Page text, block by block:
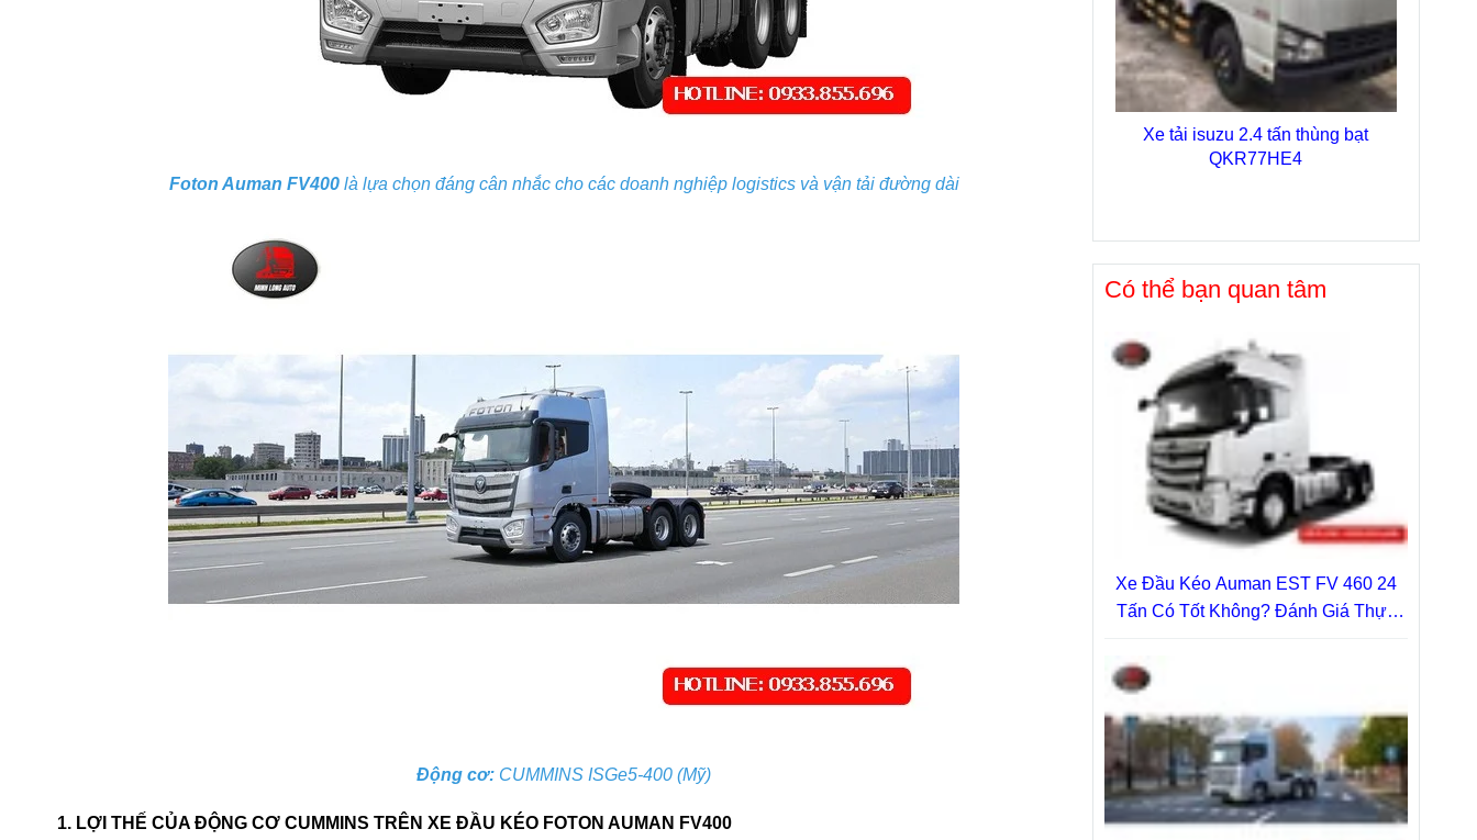
Foton Auman FV400là lựa chọn đáng cân nhắc cho các doanh nghiệp logistics và vận tải đường dài
Động cơ: CUMMINS ISGe5-400 (Mỹ)
1. LỢI THẾ CỦA ĐỘNG CƠ CUMMINS TRÊN XE ĐẦU KÉO FOTON AUMAN FV400
Xe tải isuzu 2.4 tấn thùng bạt
QKR77HE4
Có thể bạn quan tâm
Xe Đầu Kéo Auman EST FV 460 24
Tấn Có Tốt Không? Đánh Giá Thực